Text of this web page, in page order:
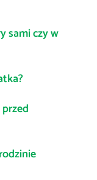
sami czy w